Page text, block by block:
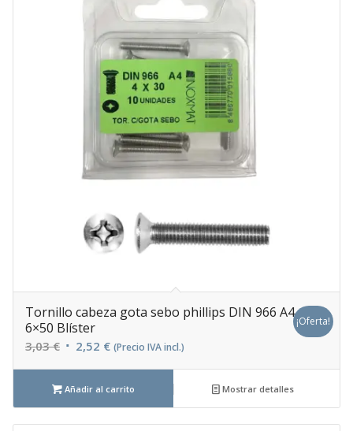
Tornillo cabeza gota sebo phillips DIN 966 A4
6×50 Blíster
3,03€ El 2,52 €El(Precio IVA incl.)
¡Oferta!
Añadir al carrito Mostrar detalles